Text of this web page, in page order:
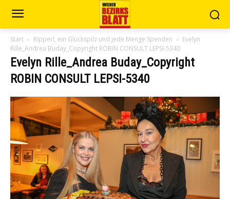
Start Ripperl, ein Glückspilz und jede Menge Spenden
Evelyn
Rille_Andrea Buday_Copyright ROBIN CONSULT LEPSI-5340
Evelyn Rille_Andrea Buday_Copyright
ROBIN CONSULT LEPSI-5340